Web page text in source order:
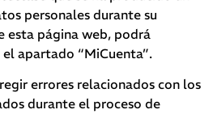
personales durante su
esta página web, podrá
apartado “MiCuenta”.
errores relacionados con los
durante el proceso de